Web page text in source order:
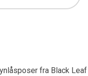
fra Black